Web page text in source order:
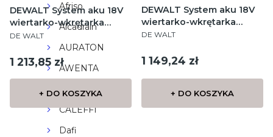
Afriso
Alcadrain
AURATON
AWENTA
BOSCH
CALEFFI
Dafi
DEWALT System aku 18V
wiertarko-wkrętarka
bezszczotkowa G2 XR z
udarem, 13mm, 2 biegi, 0-
550/0-2000 obr/min,
70Nm, 2 akumulatory Li-
PRODUCENT
DE WALT
Cena
1 213,85 zł
+ DO KOSZYKA
DEWALT System aku 18V
wiertarko-wkrętarka
bezszczotkowa G2 XR,
2000 obr/min, 70Nm, 2
ładowarka
PRODUCENT
DE WALT
Cena
1 149,24 zł
+ DO KOSZYKA